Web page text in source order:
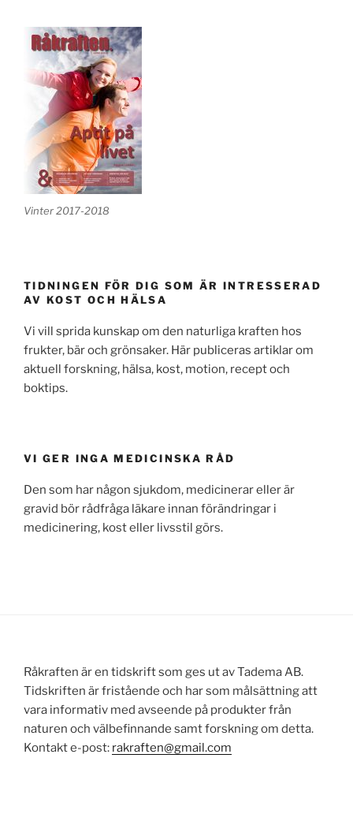
Vinter 2017-2018
TIDNINGEN FÖR DIG SOM ÄR INTRESSERAD
AV KOST OCH HÄLSA
Vi vill sprida kunskap om den naturliga kraften hos
frukter, bär och grönsaker. Här publiceras artiklar om
aktuell forskning, hälsa, kost, motion, recept och
boktips.
VI GER INGA MEDICINSKA RÅD
Den som har någon sjukdom, medicinerar eller är
gravid bör rådfråga läkare innan förändringar i
medicinering, kost eller livsstil görs.
Råkraften är en tidskrift som ges ut av Tadema AB.
Tidskriften är fristående och har som målsättning att
vara informativ med avseende på produkter från
naturen och välbefinnande samt forskning om detta.
Kontakt e-post: rakraften@gmail.com